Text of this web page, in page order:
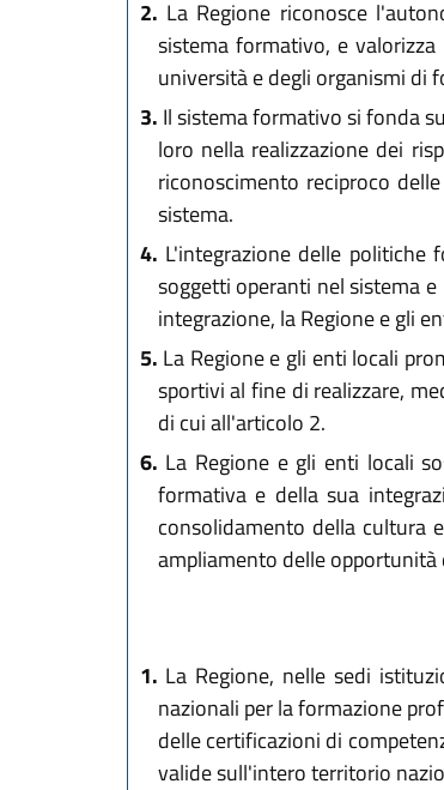
2. La Regione riconosce
sistema formativo, e
università e degli organismi di
3. Il sistema formativo si fonda
loro nella realizzazione dei
riconoscimento reciproco
sistema.
4. L'integrazione delle politiche
soggetti operanti nel sistema
integrazione, la Regione e gli
5. La Regione e gli enti locali
sportivi al fine di realizzare,
di cui all'articolo 2.
6. La Regione e gli enti locali
formativa e della sua
consolidamento della cultura
ampliamento delle
1. La Regione, nelle sedi
nazionali per la formazione
delle certificazioni di
valide sull'intero territorio